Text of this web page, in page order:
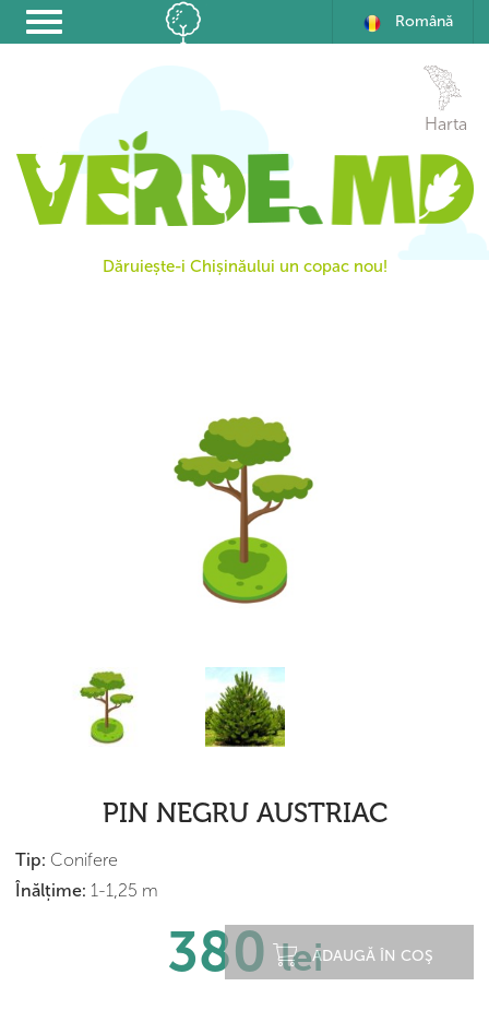
Română
Dăruiește-i Chișinăului un copac nou!
Harta
PIN NEGRU AUSTRIAC
Tip: Conifere
Înălțime: 1-1,25 m
380leiADAUGĂ ÎN COŞ